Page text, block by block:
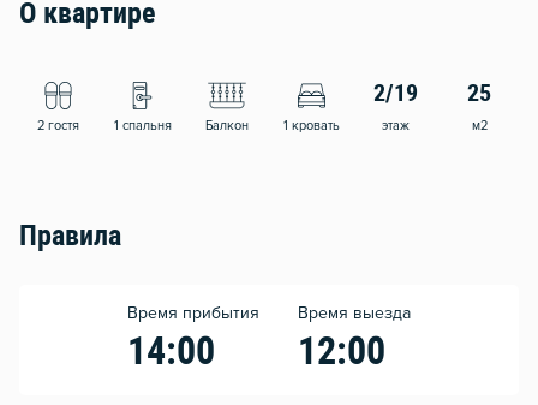
О квартире
2 гостя 1 спальня Балкон 1 кровать
2/19
этаж
25
м2
Правила
Время прибытия
14:00
Время выезда
12:00